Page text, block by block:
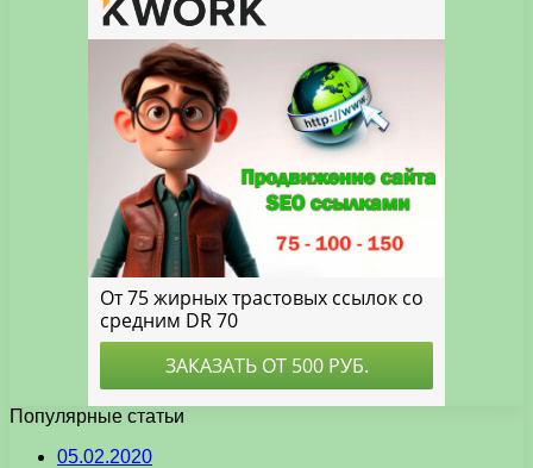
Популярные статьи
05.02.2020